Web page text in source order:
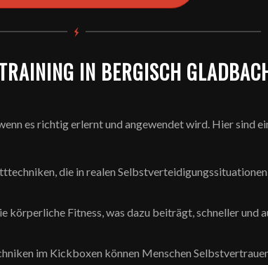
IN BERGISCH
es richtig erlernt und angewendet wird. Hier sind
die in realen Selbstverteidigungssituationen
Fitness, was dazu beiträgt, schneller und
im Kickboxen können Menschen